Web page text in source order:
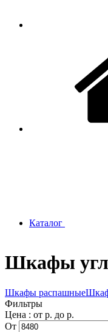
Каталог
Шкафы
Шкафы распашные
Фильтры
Цена : от р. до р.
От